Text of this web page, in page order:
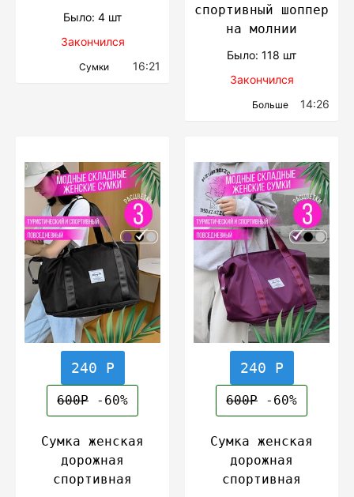
Было: 4 шт
Закончился
Сумки 16:21
спортивный шоппер
на молнии
Было: 118 шт
Закончился
Больше 14:26
240 Р
600Р -60%
Сумка женская
дорожная
спортивная
240 Р
600Р -60%
Сумка женская
дорожная
спортивная